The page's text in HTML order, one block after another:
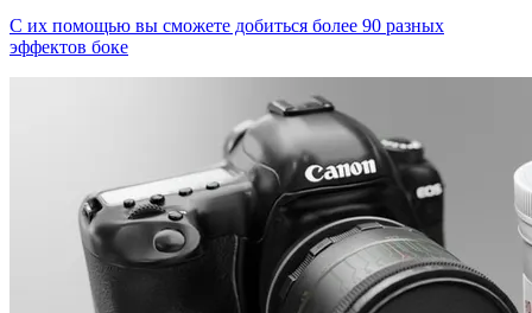
С их помощью вы сможете добиться более 90 разных
эффектов боке